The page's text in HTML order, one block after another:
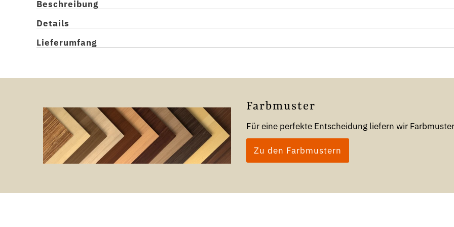
Beschreibung
Details
Lieferumfang
Farbmuster
Für eine perfekte Entscheidung liefern wir
Zu den Farbmustern